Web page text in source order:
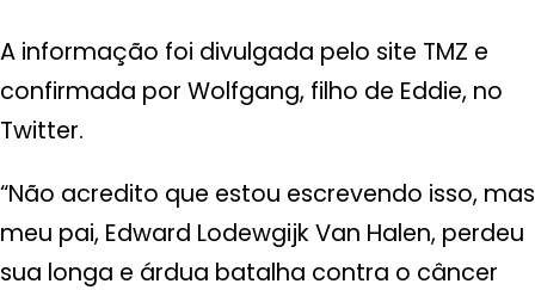
A informação foi divulgada pelo site TMZ e
confirmada por Wolfgang, filho de Eddie, no
Twitter.
“Não acredito que estou escrevendo isso, mas
meu pai, Edward Lodewgijk Van Halen, perdeu
sua longa e árdua batalha contra o câncer